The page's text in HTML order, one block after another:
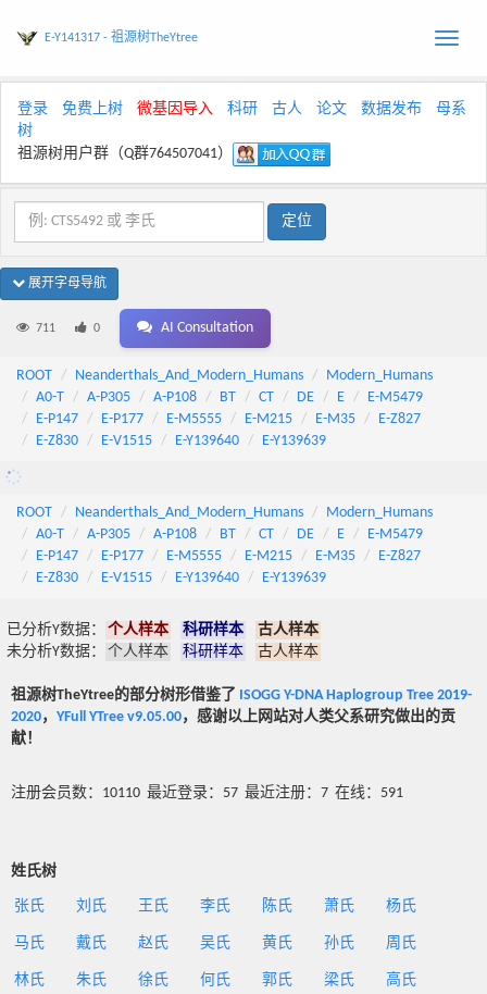
Toggle
E-Y141317 - 祖源树TheYtree
登录 免费上树 微基因导入 科研 古人 论文 数据发布
母系
树
祖源树用户群（Q群764507041）
展开字母导航
711 0 AI Consultation
ROOT Neanderthals_And_Modern_Humans
Modern_Humans
A0-T
A-P305 A-P108 BT CT DE E
E-M5479
E-P147
E-P177 E-M5555 E-M215 E-M35
E-Z827
E-Z830
E-V1515 E-Y139640 E-Y139639
ROOT Neanderthals_And_Modern_Humans
Modern_Humans
A0-T
A-P305 A-P108 BT CT DE E
E-M5479
E-P147
E-P177 E-M5555 E-M215 E-M35
E-Z827
E-Z830
E-V1515 E-Y139640 E-Y139639
已分析Y数据： 个人样本 科研样本
古人样本
未分析Y数据：
个人样本 科研样本 古人样本
祖源树TheYtree的部分树形借鉴了 ISOGG Y-DNA Haplogroup Tree 2019-
2020， YFull YTree v9.05.00，感谢以上网站对人类父系研究做出的贡
献！
注册会员数：10110 最近登录：57 最近注册：7 在线：591
姓氏树
张氏 刘氏 王氏 李氏 陈氏 萧氏 杨氏
马氏 戴氏 赵氏 吴氏 黄氏 孙氏 周氏
林氏 朱氏 徐氏 何氏 郭氏 梁氏 高氏